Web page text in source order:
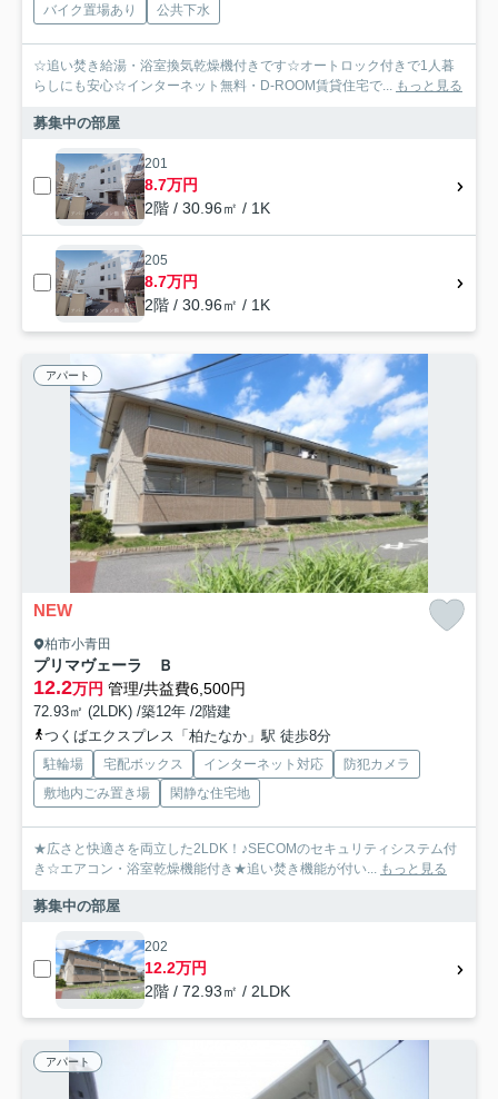
バイク置場あり
公共下水
☆追い焚き給湯・浴室換気乾燥機付きです☆オートロック付きで1人暮
らしにも安心☆インターネット無料・D-ROOM賃貸住宅で...
もっと見る
募集中の部屋
201
8.7万円
2階 / 30.96㎡ / 1K
205
8.7万円
2階 / 30.96㎡ / 1K
アパート
NEW
柏市小青田
プリマヴェーラ Ｂ
12.2万円 管理/共益費6,500円
72.93㎡ (2LDK) /築12年 /2階建
つくばエクスプレス「柏たなか」駅 徒歩8分
駐輪場 宅配ボックス インターネット対応
防犯カメラ
敷地内ごみ置き場
閑静な住宅地
★広さと快適さを両立した2LDK！♪SECOMのセキュリティシステム付
き☆エアコン・浴室乾燥機能付き★追い焚き機能が付い...
もっと見る
募集中の部屋
202
12.2万円
2階 / 72.93㎡ / 2LDK
アパート